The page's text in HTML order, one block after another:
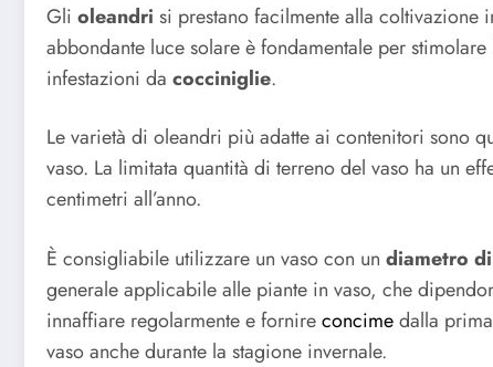
Gli oleandri si prestano facilmente alla coltivazione
abbondante luce solare è fondamentale per
infestazioni da cocciniglie.
Le varietà di oleandri più adatte ai contenitori sono
vaso. La limitata quantità di terreno del vaso ha un
centimetri all’anno.
È consigliabile utilizzare un vaso con un diametro
generale applicabile alle piante in vaso, che
innaffiare regolarmente e fornireconcimedalla
vaso anche durante la stagione invernale.